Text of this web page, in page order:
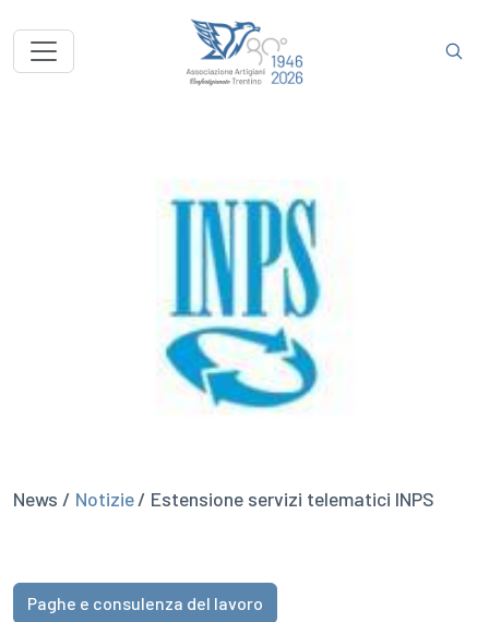
News / Notizie/ Estensione servizi telematici INPS
Paghe e consulenza del lavoro